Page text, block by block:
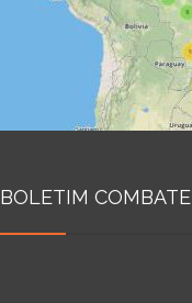
BOLETIM COMBATE